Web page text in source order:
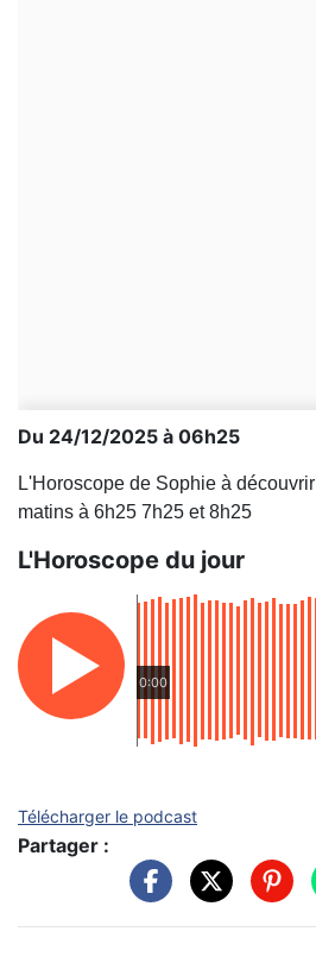
Du 24/12/2025 à 06h25
L'Horoscope de Sophie à
matins à 6h25 7h25 et 8h25
L'Horoscope du jour
0:00
Télécharger le podcast
Partager :